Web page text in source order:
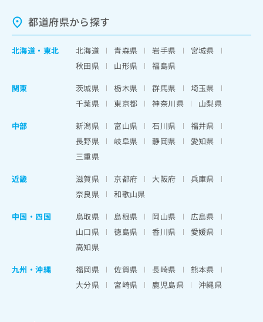
都道府県から探す
北海道 ・ 東北 北海道 青森県 岩手県
宮城県
秋田県
山形県
福島県
関東
茨城県 栃木県 群馬県
埼玉県
千葉県
東京都 神奈川県
山梨県
中部
新潟県 富山県 石川県
福井県
長野県
岐阜県 静岡県
愛知県
三重県
近畿
滋賀県 京都府 大阪府
兵庫県
奈良県
和歌山県
中国・四国
鳥取県 島根県 岡山県
広島県
山口県
徳島県 香川県
愛媛県
高知県
九州・沖縄
福岡県 佐賀県 長崎県
熊本県
大分県
宮崎県 鹿児島県 沖縄県